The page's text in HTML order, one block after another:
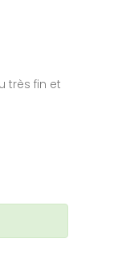
très fin et